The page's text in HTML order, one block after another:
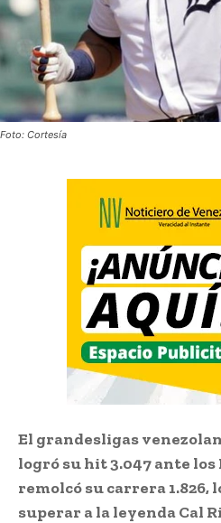
Foto: Cortesía
El grandesligas
logró su hit 3.047 ante los
remolcó su carrera 1.826,
superar a la leyenda Cal